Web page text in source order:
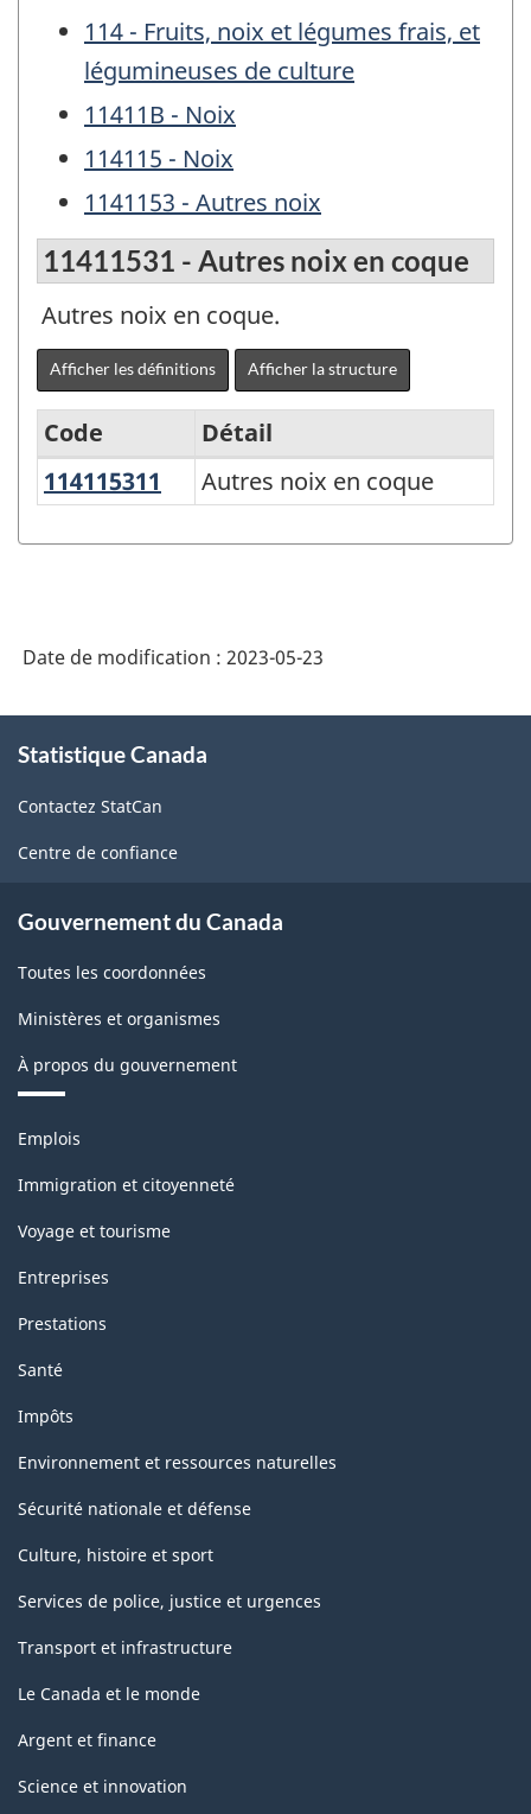
114 - Fruits, noix et légumes frais, et
légumineuses de culture
11411B - Noix
114115 - Noix
1141153 - Autres noix
11411531 - Autres noix en coque
Autres noix en coque.
Afficher les définitions Afficher la structure
Variante
classification
produits
de
l'Amérique
du
(SCPAN)
version
1.0
Biens
agricoles
(variante
de
prolongement)
Structure
de
la
classification
Code
Détail
114115311
Autres noix en coque
Autres noix en coque
Date de modification : 2023-05-23
propos
ce
site
Statistique Canada
Contactez StatCan
Centre de confiance
Gouvernement du Canada
Toutes les coordonnées
Ministères et organismes
À propos du gouvernement
Thèmes
sujets
Emplois
Immigration et citoyenneté
Voyage et tourisme
Entreprises
Prestations
Santé
Impôts
Environnement et ressources naturelles
Sécurité nationale et défense
Culture, histoire et sport
Services de police, justice et urgences
Transport et infrastructure
Le Canada et le monde
Argent et finance
Science et innovation